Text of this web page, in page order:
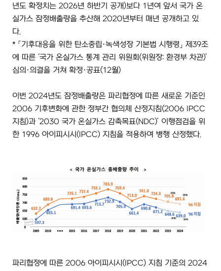
년도 확정치는 2026년 하반기 공개)보다 1년여 앞서 국가 온
실가스 잠정배출량을 추산해 2020년부터 매년 공개하고 있
다.
* 「기후대응을 위한 탄소중립·녹색성장 기본법 시행령」 제39조
에 따른 ‘국가 온실가스 통계 관리 위원회(위원장: 환경부 차관)’
심의·의결을 거쳐 확정·공표(12월)
이번 2024년도 잠정배출량은 파리협정에 따른 새로운 기준인
2006 기후변화에 관한 정부간 협의체 산정지침(2006 IPCC
지침)과 ‘2030 국가 온실가스 감축목표(NDC)’ 이행점검을 위
한 1996 아이피시시(IPCC) 지침을 적용하여 병행 산정했다.
파리협정에 따른 2006 아이피시시(IPCC) 지침 기준의 2024